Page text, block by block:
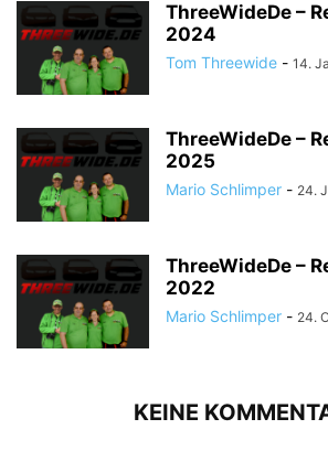
ThreeWideDe –
2024
Tom Threewide - 14.
ThreeWideDe –
2025
Mario Schlimper - 24.
ThreeWideDe –
2022
Mario Schlimper - 24.
KEINE